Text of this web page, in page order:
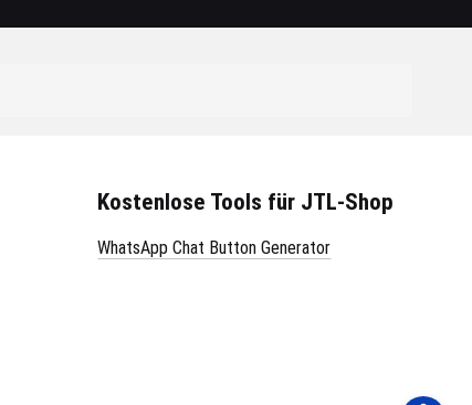
Kostenlose Tools für JTL-Shop
WhatsApp Chat Button Generator